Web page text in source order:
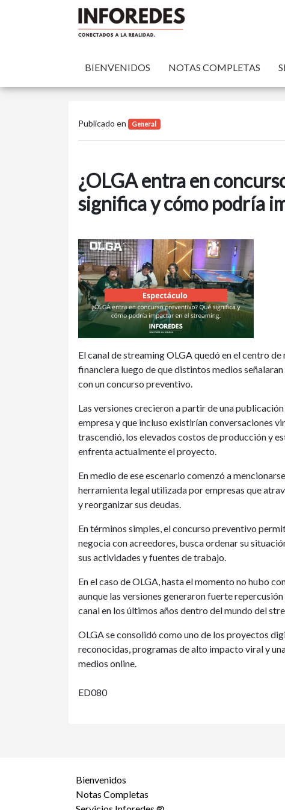
BIENVENIDOS NOTAS COMPLETAS
Publicado en General
¿OLGA entra en
significa y cómo podría
El canal de streaming OLGA quedó en el centro
financiera luego de que distintos medios
con un concurso preventivo.
Las versiones crecieron a partir de una
empresa y que incluso existirían conversaciones
trascendió, los elevados costos de producción y
enfrenta actualmente el proyecto.
En medio de ese escenario comenzó a
herramienta legal utilizada por empresas que
y reorganizar sus deudas.
En términos simples, el concurso preventivo
negocia con acreedores, busca ordenar su
sus actividades y fuentes de trabajo.
En el caso de OLGA, hasta el momento no hubo
aunque las versiones generaron fuerte
canal en los últimos años dentro del mundo del
OLGA se consolidó como uno de los proyectos
reconocidas, programas de alto impacto viral y
medios online.
ED080
Bienvenidos
Notas Completas